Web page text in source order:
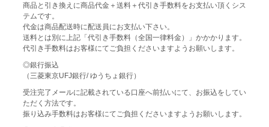
商品と引き換えに商品代金＋送料＋代引き手数料をお支払い頂くシス
テムです。
代金は商品配送時に配送員にお支払い下さい。
送料とは別に上記「代引き手数料（全国一律料金）」かかかります。
代引き手数料はお客様にてご負担くださいますようお願いします。
◎銀行振込
（三菱東京UFJ銀行/ ゆうちょ銀行）
受注完了メールに記載されている口座へ前払いにて、お振込をしてい
ただく方法です。
振り込み手数料はお客様にてご負担くださいますようお願いします。